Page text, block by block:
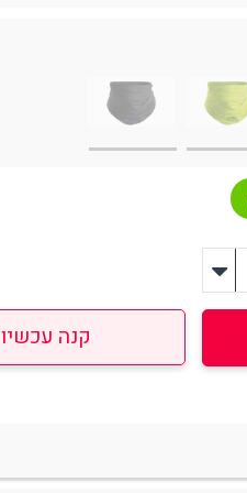
קנה עכשיו